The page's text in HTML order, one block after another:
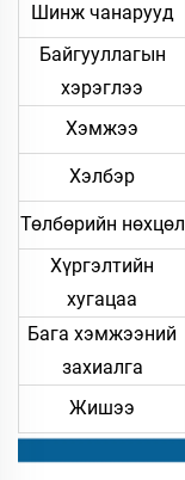
Шинж чанарууд
Байгууллагын
хэрэглээ
Хэмжээ
Хэлбэр
Төлбөрийн нөхцөл
Хүргэлтийн
хугацаа
Бага хэмжээний
захиалга
Жишээ